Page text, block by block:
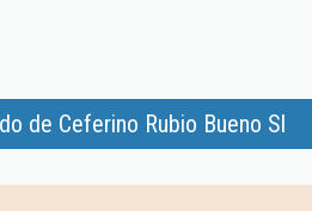
de Ceferino Rubio Bueno Sl